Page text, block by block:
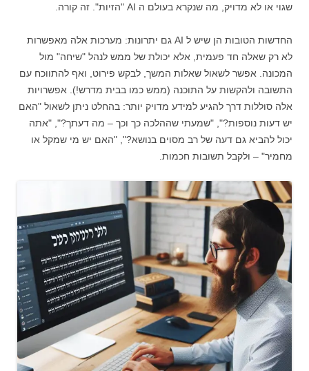
שגוי או לא מדויק, מה שנקרא בעולם ה AI "הזיות". זה קורה.
החדשות הטובות הן שיש ל AI גם יתרונות: מערכות אלה מאפשרות
לא רק שאלה חד פעמית, אלא יכולת של ממש לנהל "שיחה" מול
המכונה. אפשר לשאול שאלות המשך, לבקש פירוט, ואף להתווכח עם
התשובה ולהקשות על התוכנה (ממש כמו בבית מדרש!). אפשרויות
אלה סוללות דרך להגיע למידע מדויק יותר: בהחלט ניתן לשאול "האם
יש דעות נוספות?", "שמעתי שההלכה כך וכך – מה דעתך?", "אתה
יכול להביא גם דעה של רב מסוים בנושא?", "האם יש מי שמקל או
מחמיר" – ולקבל תשובות חכמות.